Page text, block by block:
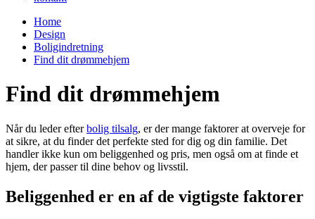
Home
Design
Boligindretning
Find dit drømmehjem
Find dit drømmehjem
Når du leder efterbolig tilsalg, er der mange faktorer at overveje for
at sikre, at du finder det perfekte sted for dig og din familie. Det
handler ikke kun om beliggenhed og pris, men også om at finde et
hjem, der passer til dine behov og livsstil.
Beliggenhed er en af de vigtigste faktorer